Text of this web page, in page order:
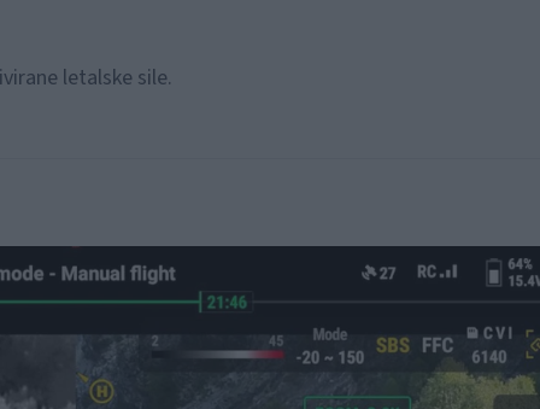
letalske sile.